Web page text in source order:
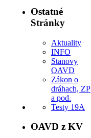
Ostatné
Stránky
Aktuality
INFO
Stanovy
OAVD
Zákon o
dráhach, ZP
a pod.
Testy 19A
OAVD z KV